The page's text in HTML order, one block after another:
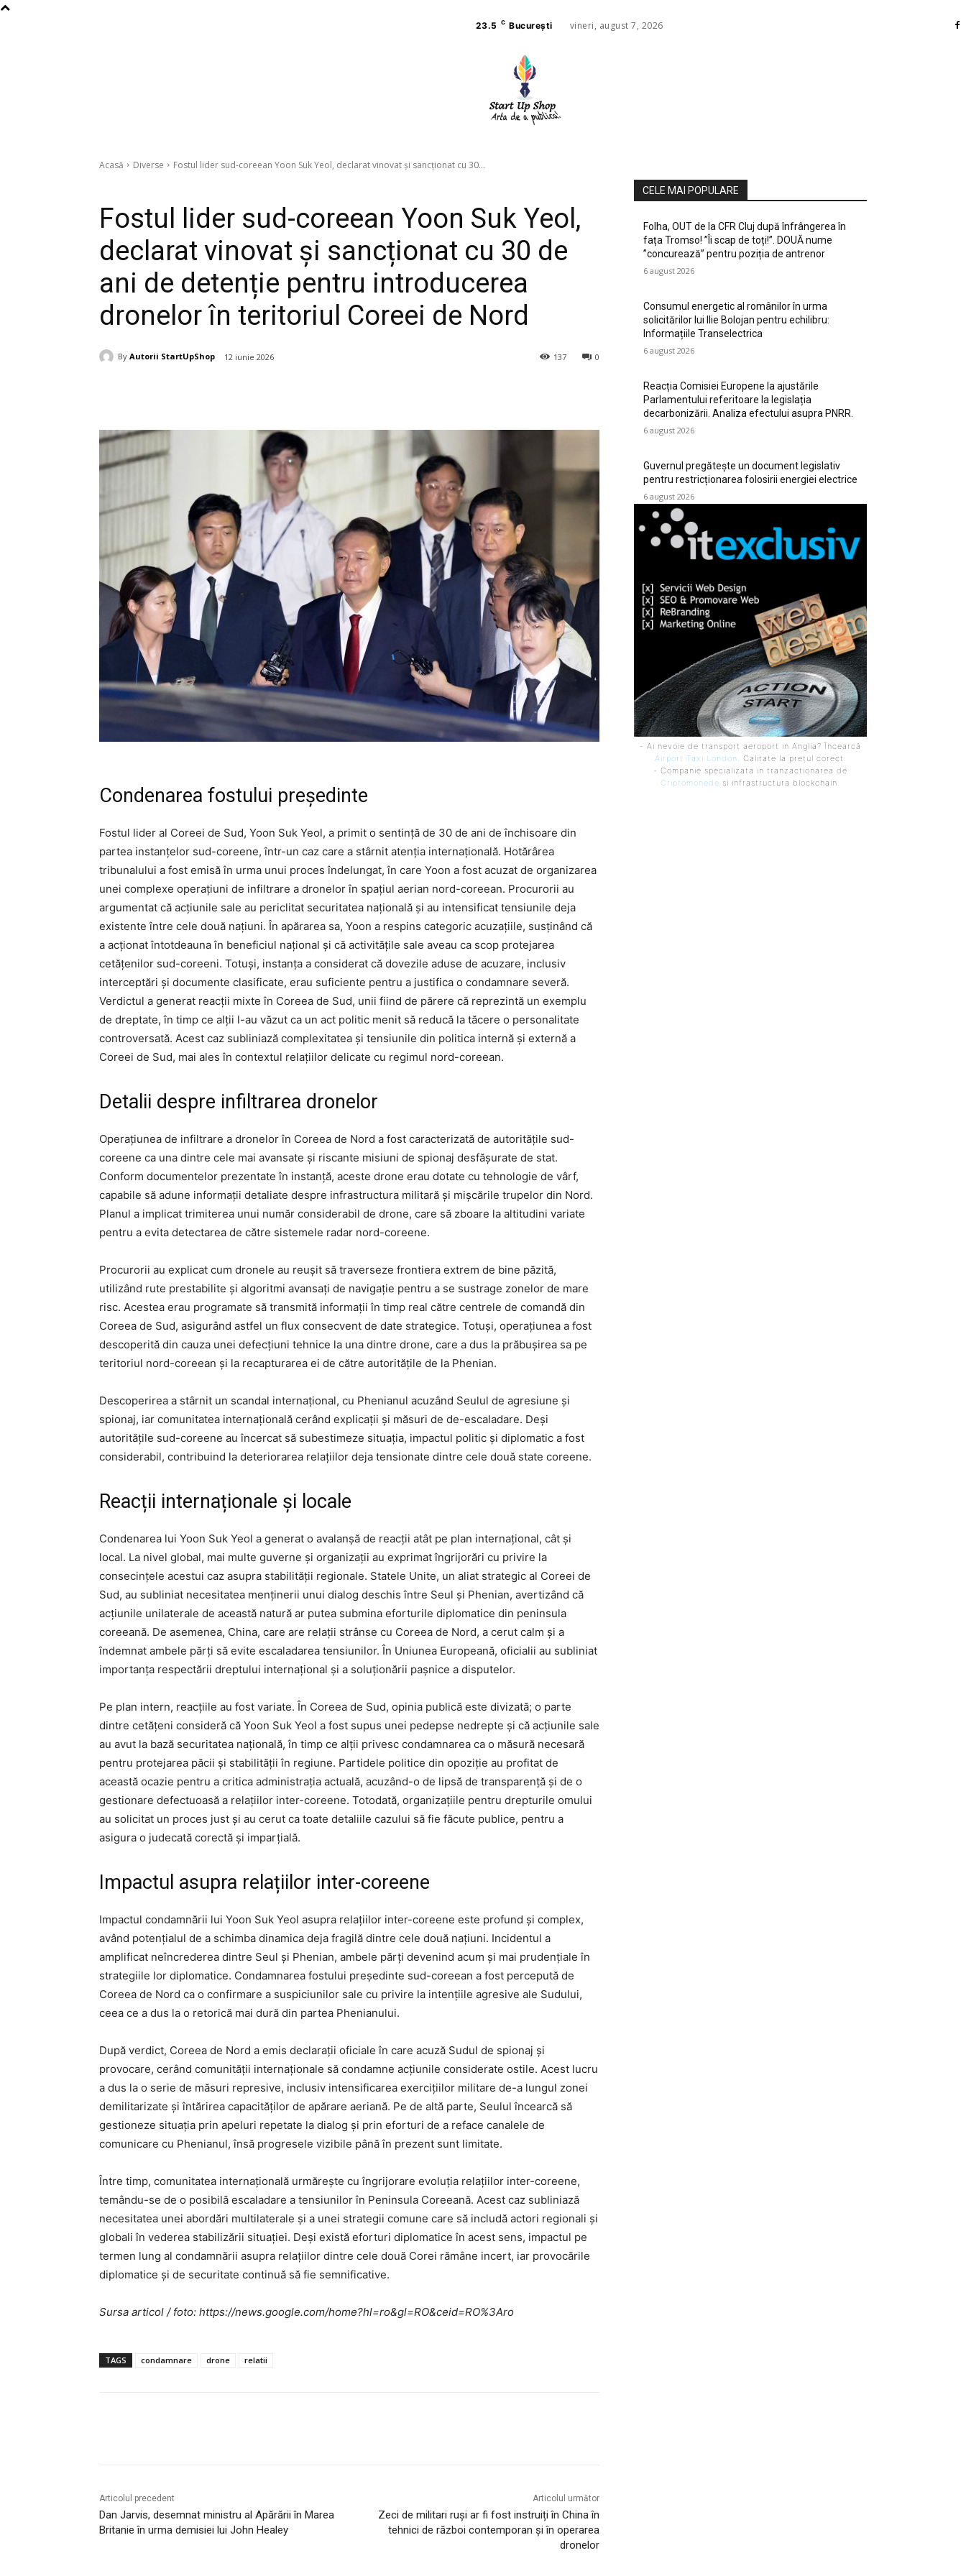
23.5 C București vineri, august 7, 2026
Acasă Diverse Fostul lider sud-coreean Yoon Suk Yeol, declarat vinovat și sancționat cu 30...
Fostul lider sud-coreean Yoon Suk Yeol,
declarat vinovat și sancționat cu 30 de
ani de detenție pentru introducerea
dronelor în teritoriul Coreei de Nord
By Autorii StartUpShop 12 iunie 2026 0
137
Condenarea fostului președinte
Fostul lider al Coreei de Sud, Yoon Suk Yeol, a primit o sentință de 30 de ani de închisoare din
partea instanțelor sud-coreene, într-un caz care a stârnit atenția internațională. Hotărârea
tribunalului a fost emisă în urma unui proces îndelungat, în care Yoon a fost acuzat de organizarea
unei complexe operațiuni de infiltrare a dronelor în spațiul aerian nord-coreean. Procurorii au
argumentat că acțiunile sale au periclitat securitatea națională și au intensificat tensiunile deja
existente între cele două națiuni. În apărarea sa, Yoon a respins categoric acuzațiile, susținând că
a acționat întotdeauna în beneficiul național și că activitățile sale aveau ca scop protejarea
cetățenilor sud-coreeni. Totuși, instanța a considerat că dovezile aduse de acuzare, inclusiv
interceptări și documente clasificate, erau suficiente pentru a justifica o condamnare severă.
Verdictul a generat reacții mixte în Coreea de Sud, unii fiind de părere că reprezintă un exemplu
de dreptate, în timp ce alții l-au văzut ca un act politic menit să reducă la tăcere o personalitate
controversată. Acest caz subliniază complexitatea și tensiunile din politica internă și externă a
Coreei de Sud, mai ales în contextul relațiilor delicate cu regimul nord-coreean.
Detalii despre infiltrarea dronelor
Operațiunea de infiltrare a dronelor în Coreea de Nord a fost caracterizată de autoritățile sud-
coreene ca una dintre cele mai avansate și riscante misiuni de spionaj desfășurate de stat.
Conform documentelor prezentate în instanță, aceste drone erau dotate cu tehnologie de vârf,
capabile să adune informații detaliate despre infrastructura militară și mișcările trupelor din Nord.
Planul a implicat trimiterea unui număr considerabil de drone, care să zboare la altitudini variate
pentru a evita detectarea de către sistemele radar nord-coreene.
Procurorii au explicat cum dronele au reușit să traverseze frontiera extrem de bine păzită,
utilizând rute prestabilite și algoritmi avansați de navigație pentru a se sustrage zonelor de mare
risc. Acestea erau programate să transmită informații în timp real către centrele de comandă din
Coreea de Sud, asigurând astfel un flux consecvent de date strategice. Totuși, operațiunea a fost
descoperită din cauza unei defecțiuni tehnice la una dintre drone, care a dus la prăbușirea sa pe
teritoriul nord-coreean și la recapturarea ei de către autoritățile de la Phenian.
Descoperirea a stârnit un scandal internațional, cu Phenianul acuzând Seulul de agresiune și
spionaj, iar comunitatea internațională cerând explicații și măsuri de de-escaladare. Deși
autoritățile sud-coreene au încercat să subestimeze situația, impactul politic și diplomatic a fost
considerabil, contribuind la deteriorarea relațiilor deja tensionate dintre cele două state coreene.
Reacții internaționale și locale
Condenarea lui Yoon Suk Yeol a generat o avalanșă de reacții atât pe plan internațional, cât și
local. La nivel global, mai multe guverne și organizații au exprimat îngrijorări cu privire la
consecințele acestui caz asupra stabilității regionale. Statele Unite, un aliat strategic al Coreei de
Sud, au subliniat necesitatea menținerii unui dialog deschis între Seul și Phenian, avertizând că
acțiunile unilaterale de această natură ar putea submina eforturile diplomatice din peninsula
coreeană. De asemenea, China, care are relații strânse cu Coreea de Nord, a cerut calm și a
îndemnat ambele părți să evite escaladarea tensiunilor. În Uniunea Europeană, oficialii au subliniat
importanța respectării dreptului internațional și a soluționării pașnice a disputelor.
Pe plan intern, reacțiile au fost variate. În Coreea de Sud, opinia publică este divizată; o parte
dintre cetățeni consideră că Yoon Suk Yeol a fost supus unei pedepse nedrepte și că acțiunile sale
au avut la bază securitatea națională, în timp ce alții privesc condamnarea ca o măsură necesară
pentru protejarea păcii și stabilității în regiune. Partidele politice din opoziție au profitat de
această ocazie pentru a critica administrația actuală, acuzând-o de lipsă de transparență și de o
gestionare defectuoasă a relațiilor inter-coreene. Totodată, organizațiile pentru drepturile omului
au solicitat un proces just și au cerut ca toate detaliile cazului să fie făcute publice, pentru a
asigura o judecată corectă și imparțială.
Impactul asupra relațiilor inter-coreene
Impactul condamnării lui Yoon Suk Yeol asupra relațiilor inter-coreene este profund și complex,
având potențialul de a schimba dinamica deja fragilă dintre cele două națiuni. Incidentul a
amplificat neîncrederea dintre Seul și Phenian, ambele părți devenind acum și mai prudențiale în
strategiile lor diplomatice. Condamnarea fostului președinte sud-coreean a fost percepută de
Coreea de Nord ca o confirmare a suspiciunilor sale cu privire la intențiile agresive ale Sudului,
ceea ce a dus la o retorică mai dură din partea Phenianului.
După verdict, Coreea de Nord a emis declarații oficiale în care acuză Sudul de spionaj și
provocare, cerând comunității internaționale să condamne acțiunile considerate ostile. Acest lucru
a dus la o serie de măsuri represive, inclusiv intensificarea exercițiilor militare de-a lungul zonei
demilitarizate și întărirea capacităților de apărare aeriană. Pe de altă parte, Seulul încearcă să
gestioneze situația prin apeluri repetate la dialog și prin eforturi de a reface canalele de
comunicare cu Phenianul, însă progresele vizibile până în prezent sunt limitate.
Între timp, comunitatea internațională urmărește cu îngrijorare evoluția relațiilor inter-coreene,
temându-se de o posibilă escaladare a tensiunilor în Peninsula Coreeană. Acest caz subliniază
necesitatea unei abordări multilaterale și a unei strategii comune care să includă actori regionali și
globali în vederea stabilizării situației. Deși există eforturi diplomatice în acest sens, impactul pe
termen lung al condamnării asupra relațiilor dintre cele două Corei rămâne incert, iar provocările
diplomatice și de securitate continuă să fie semnificative.
Sursa articol / foto: https://news.google.com/home?hl=ro&gl=RO&ceid=RO%3Aro
TAGS condamnare drone relatii
Articolul precedent
Dan Jarvis, desemnat ministru al Apărării în Marea
Britanie în urma demisiei lui John Healey
Articolul următor
Zeci de militari ruși ar fi fost instruiți în China în
tehnici de război contemporan și în operarea
dronelor
CELE MAI POPULARE
Folha, OUT de la CFR Cluj după înfrângerea în
fața Tromso! ”Îi scap de toți!”. DOUĂ nume
”concurează” pentru poziția de antrenor
6 august 2026
Consumul energetic al românilor în urma
solicitărilor lui Ilie Bolojan pentru echilibru:
Informațiile Transelectrica
6 august 2026
Reacția Comisiei Europene la ajustările
Parlamentului referitoare la legislația
decarbonizării. Analiza efectului asupra PNRR.
6 august 2026
Guvernul pregătește un document legislativ
pentru restricționarea folosirii energiei electrice
6 august 2026
- Ai nevoie de transport aeroport in Anglia? Încearcă
Airport Taxi London . Calitate la prețul corect.
- Companie specializata in tranzactionarea de
Criptomonede si infrastructura blockchain.